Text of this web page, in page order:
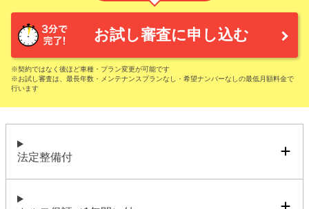
お試し審査に申し込む
※契約ではなく後ほど車種・プラン変更が可能です
※お試し審査は、最長年数・メンテナンスプランなし・希望ナンバーなしの最低月額料金で
行います
法定整備付